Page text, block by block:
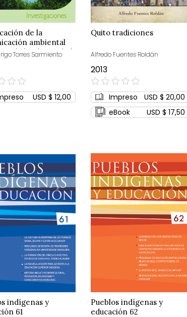
de la
ambiental
de biodiversidad
Torres Sarmiento
USD $ 12,00
Quito tradiciones
Alfredo Fuentes Roldán
2013
0%
Impreso
USD $ 20,00
eBook
USD $ 17,50
indígenas y
61
Pueblos indígenas y
educación 62